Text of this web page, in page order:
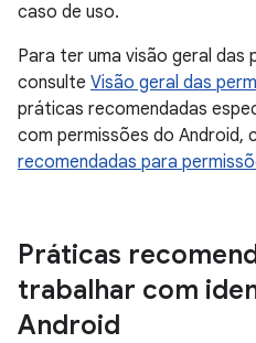
caso de uso.
Para ter uma visão geral das
consulte Visão geral das
práticas recomendadas
com permissões do Android,
recomendadas para
Práticas
trabalhar com
Android